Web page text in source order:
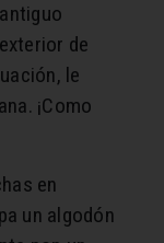
de
le
¡Como
en
un algodón